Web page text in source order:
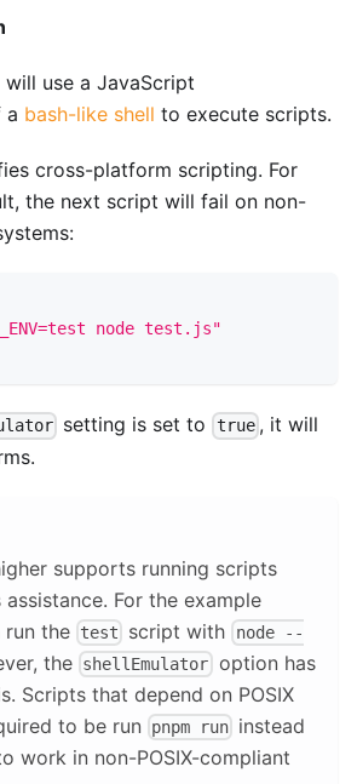
will use a JavaScript
a bash-like shell to execute scripts.
cross-platform scripting. For
the next script will fail on non-
node test.js"
setting is set to true, it will
supports running scripts
For the example
run the test script with node --
the shellEmulator option has
Scripts that depend on POSIX
to be run
pnpm run instead
work in non-POSIX-compliant